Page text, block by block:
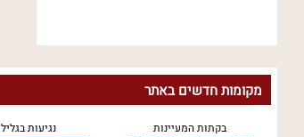
מקומות חדשים באתר
בקתות המעיינות נגיעות בגליל